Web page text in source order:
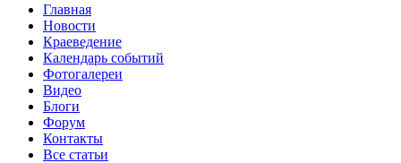
Главная
Новости
Краеведение
Календарь событий
Фотогалереи
Видео
Блоги
Форум
Контакты
Все статьи